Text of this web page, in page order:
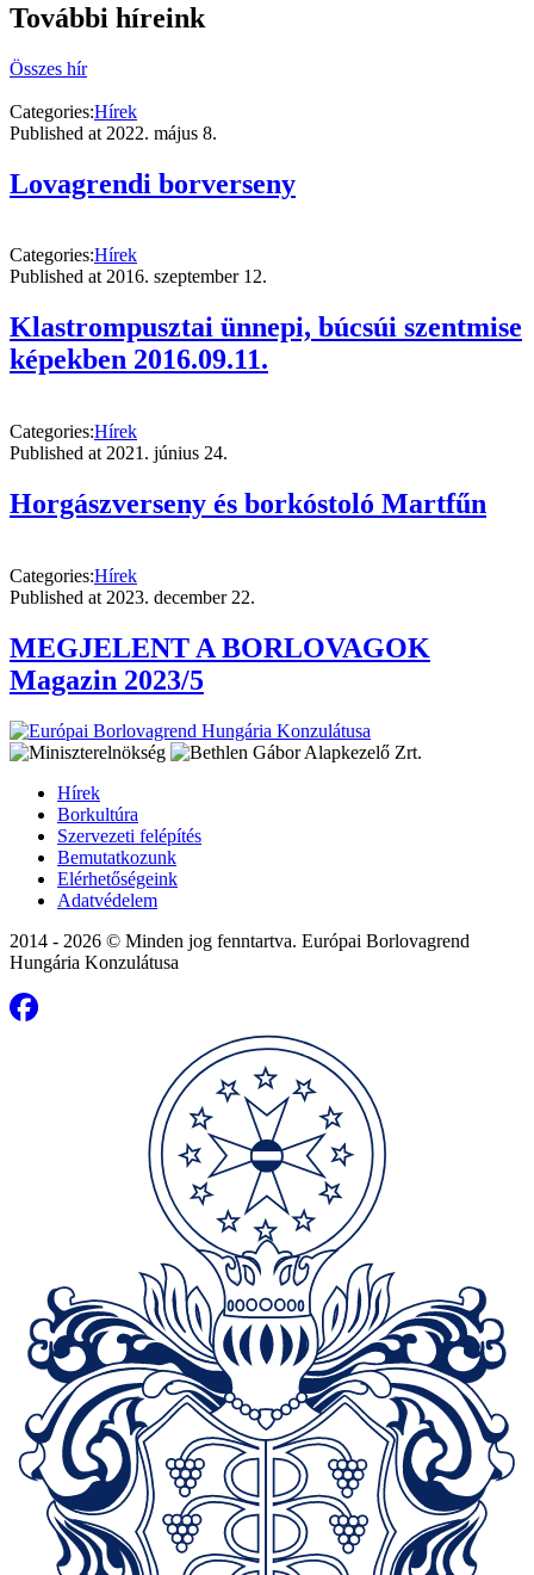
További híreink
Összes hír
Categories:Hírek
Published at 2022. május 8.
Lovagrendi borverseny
Categories:Hírek
Published at 2016. szeptember 12.
Klastrompusztai ünnepi, búcsúi szentmise
képekben 2016.09.11.
Categories:Hírek
Published at 2021. június 24.
Horgászverseny és borkóstoló Martfűn
Categories:Hírek
Published at 2023. december 22.
MEGJELENT A BORLOVAGOK
Magazin 2023/5
Hírek
Borkultúra
Szervezeti felépítés
Bemutatkozunk
Elérhetőségeink
Adatvédelem
2014 - 2026 © Minden jog fenntartva. Európai Borlovagrend
Hungária Konzulátusa